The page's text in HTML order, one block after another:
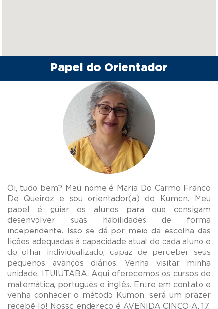
Papel do Orientador
Oi, tudo bem? Meu nome é Maria Do Carmo Franco
De Queiroz e sou orientador(a) do Kumon. Meu
papel é guiar os alunos para que consigam
desenvolver suas habilidades de forma
independente. Isso se dá por meio da escolha das
lições adequadas à capacidade atual de cada aluno e
do olhar individualizado, capaz de perceber seus
pequenos avanços diários. Venha visitar minha
unidade, ITUIUTABA. Aqui oferecemos os cursos de
matemática, português e inglês. Entre em contato e
venha conhecer o método Kumon; será um prazer